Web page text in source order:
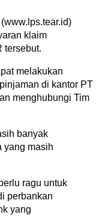
klaim
tersebut.
melakukan
di kantor PT
menghubungi Tim
banyak
yang masih
ragu untuk
perbankan
yang